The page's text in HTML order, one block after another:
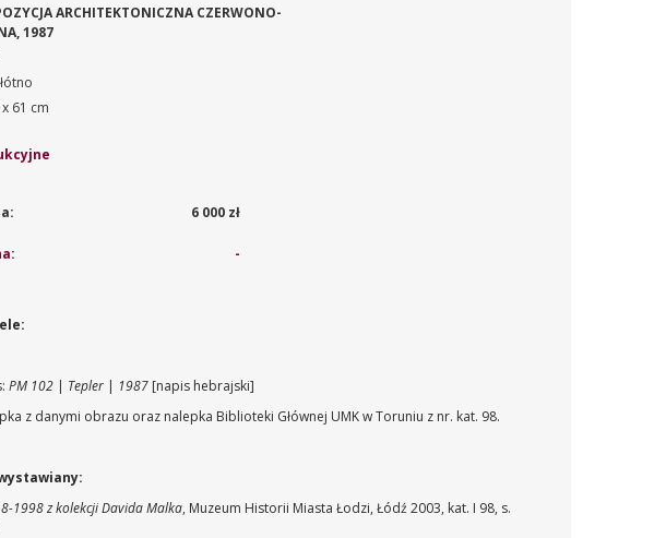
ARCHITEKTONICZNA CZERWONO-
1987
61 cm
6 000 zł
-
PM 102 | Tepler | 1987 [napis hebrajski]
z danymi obrazu oraz nalepka Biblioteki Głównej UMK w Toruniu z nr. kat. 98.
1998 z kolekcji Davida Malka, Muzeum Historii Miasta Łodzi, Łódź 2003, kat. I 98, s.